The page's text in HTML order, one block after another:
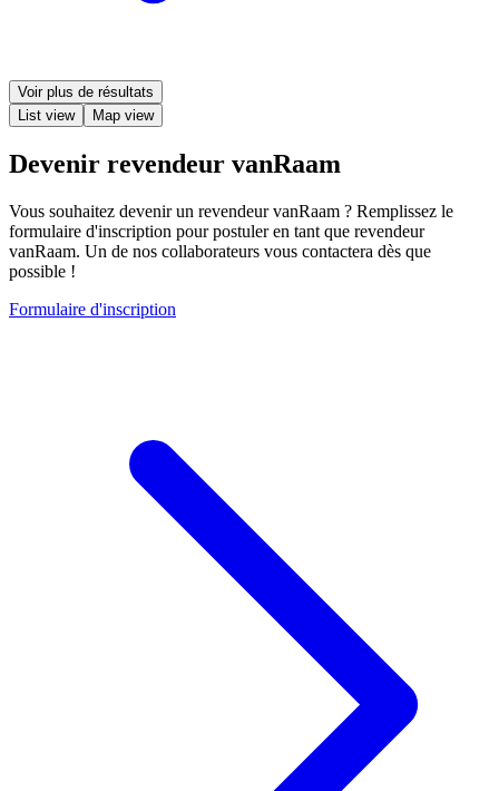
Voir plus de résultats
List view
Map view
Devenir revendeur vanRaam
Vous souhaitez devenir un revendeur vanRaam ? Remplissez le
formulaire d'inscription pour postuler en tant que revendeur
vanRaam. Un de nos collaborateurs vous contactera dès que
possible !
Formulaire d'inscription